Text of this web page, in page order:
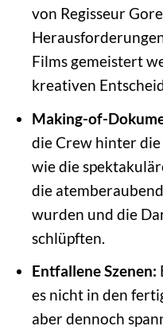
von Regisseur
Films gemeistert
kreativen
Making-of-
die Crew hinter die
wie die
die
wurden und die
schlüpften.
Entfallene Szenen:
es nicht in den
aber dennoch